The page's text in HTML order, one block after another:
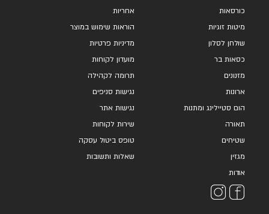
כורסאות
מיטות זוגיות
שולחן לסלון
כסאות בר
מזנונים
ארונות
הום סטיילינג ומתנות
תאורה
שטיחים
מגזין
אודות
אחריות
הוראות שימוש במוצר
מדיניות פרטיות
מועדון לקוחות
תרומה לקהילה
נגישות סניפים
נגישות אתר
שירות לקוחות
טופס ביטול עסקה
שאלות ותשובות